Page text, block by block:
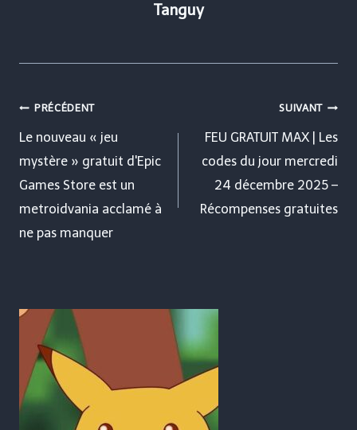
Tanguy
Navigation
de
l’article
PRÉCÉDENT
Le nouveau « jeu
mystère » gratuit d'Epic
Games Store est un
metroidvania acclamé à
ne pas manquer
SUIVANT
FEU GRATUIT MAX | Les
codes du jour mercredi
24 décembre 2025 –
Récompenses gratuites